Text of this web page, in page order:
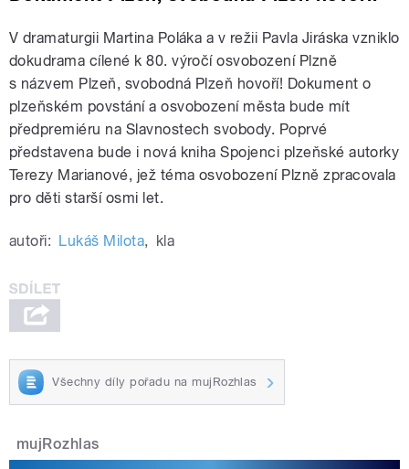
V dramaturgii Martina Poláka a v režii Pavla Jiráska vzniklo
dokudrama cílené k 80. výročí osvobození Plzně
s názvem Plzeň, svobodná Plzeň hovoří! Dokument o
plzeňském povstání a osvobození města bude mít
předpremiéru na Slavnostech svobody. Poprvé
představena bude i nová kniha Spojenci plzeňské autorky
Terezy Marianové, jež téma osvobození Plzně zpracovala
pro děti starší osmi let.
autoři: Lukáš Milota, kla
Všechny díly pořadu na mujRozhlas
mujRozhlas